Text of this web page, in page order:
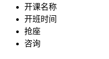
开课名称
开班时间
抢座
咨询